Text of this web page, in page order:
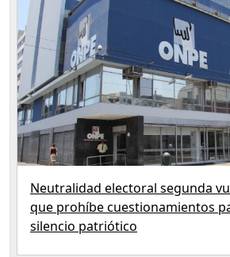
Neutralidad electoral segunda
que prohíbe cuestionamientos
silencio patriótico